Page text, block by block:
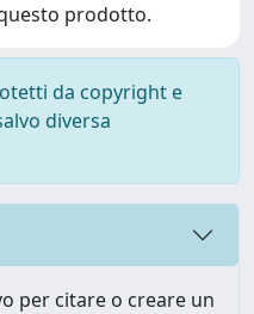
prodotto.
da copyright e
diversa
per citare o creare un